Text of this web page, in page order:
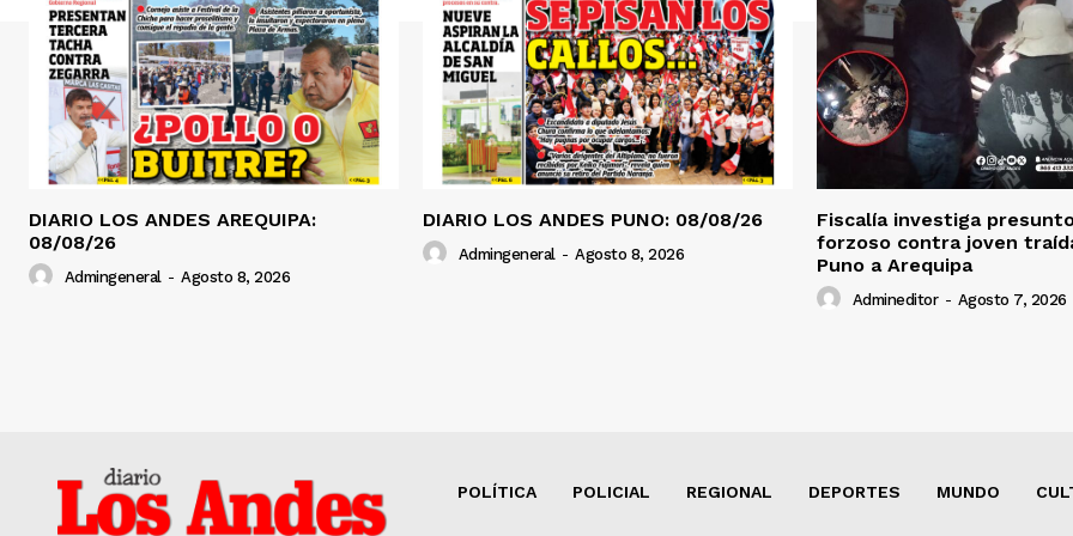
DIARIO LOS ANDES AREQUIPA:
08/08/26
Admingeneral - Agosto 8, 2026
DIARIO LOS ANDES PUNO: 08/08/26
Admingeneral - Agosto 8, 2026
Fiscalía investiga
forzoso contra joven
Puno a Arequipa
Admineditor - Agosto 7, 2026
POLÍTICA POLICIAL REGIONAL DEPORTES MUNDO